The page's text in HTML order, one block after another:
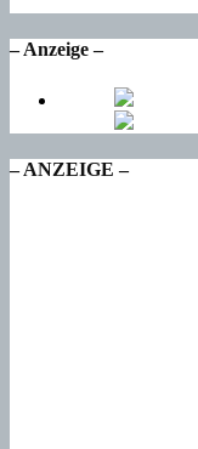
– Anzeige –
– ANZEIGE –